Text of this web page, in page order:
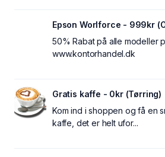
Epson Worlforce - 999kr
50% Rabat på alle modeller
www.kontorhandel.dk
Gratis kaffe - 0kr (Tørring)
Kom ind i shoppen og få en
kaffe, det er helt ufor...